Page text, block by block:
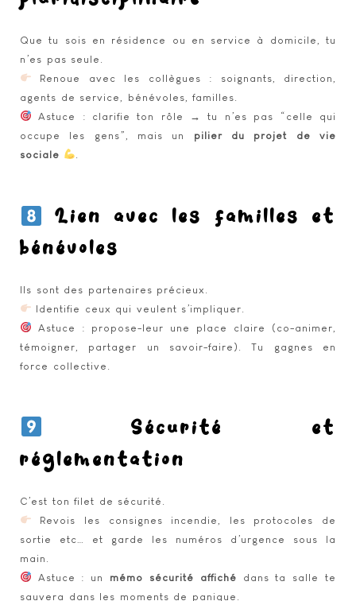
Que tu sois en résidence ou en service à domicile, tu
n’es pas seule.
Renoue avec les collègues : soignants, direction,
agents de service, bénévoles, familles.
Astuce : clarifie ton rôle → tu n’es pas “celle qui
occupe les gens”, mais un pilier du projet de vie
sociale
.
Lien avec les familles et
bénévoles
Ils sont des partenaires précieux.
Identifie ceux qui veulent s’impliquer.
Astuce : propose-leur une place claire (co-animer,
témoigner, partager un savoir-faire). Tu gagnes en
force collective.
Sécurité et
réglementation
C’est ton filet de sécurité.
Revois les consignes incendie, les protocoles de
sortie etc… et garde les numéros d’urgence sous la
main.
Astuce : un mémo sécurité affiché dans ta salle te
sauvera dans les moments de panique.